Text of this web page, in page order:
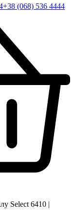
+38 (068) 536 4444
Select 6410 |